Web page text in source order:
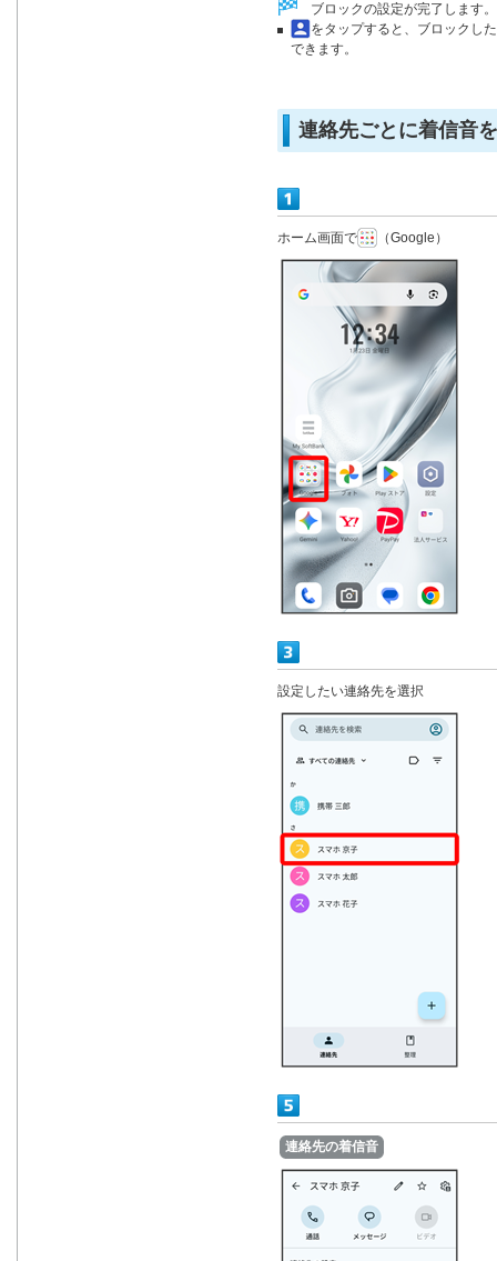
ブロックの設定が完了します。
をタップすると、ブロックし
できます。
連絡先ごとに着信音
ホーム画面で （Google）
設定したい連絡先を選択
連絡先の着信音